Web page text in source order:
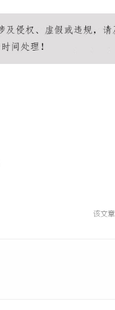
该文
全面解析八哥电影网：